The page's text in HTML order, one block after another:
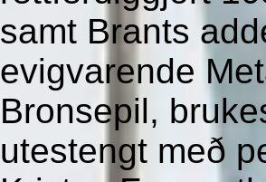
samt Brants
evigvarende
Bronsepil,
utestengt með